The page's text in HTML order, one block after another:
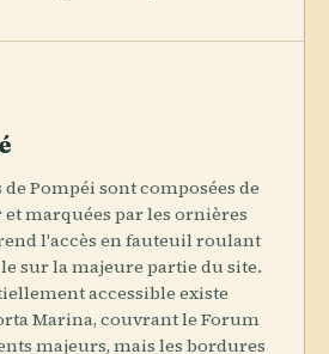
Pompéi sont composées de
marquées par les ornières
l'accès en fauteuil roulant
sur la majeure partie du site.
accessible existe
Marina, couvrant le Forum
majeurs, mais les bordures